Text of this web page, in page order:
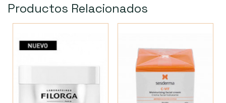
Productos Relacionados